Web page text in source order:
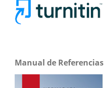
Manual de Referencias